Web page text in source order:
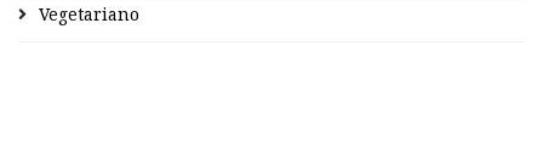
Vegetariano